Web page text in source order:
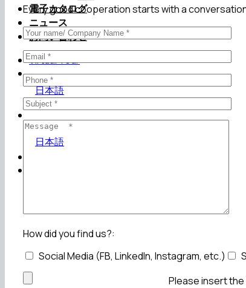
電子カタログ
ニュース
お問い合わせ
Virtual Tour
日本語
日本語
Every good cooperation starts with a
How did you find us?:
Social Media (FB, LinkedIn, Instagram, etc.)
Please insert